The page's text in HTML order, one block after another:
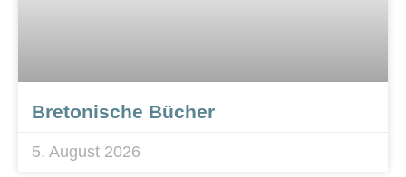
Bretonische Bücher
5. August 2026